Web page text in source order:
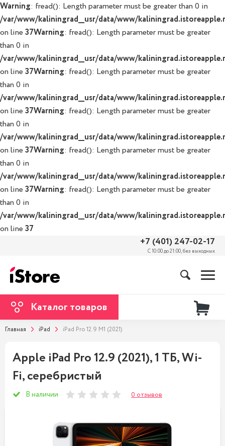
Warning: fread(): Length parameter must be greater than 0 in
/var/www/kaliningrad__usr/data/www/
on line 37Warning: fread(): Length parameter must be greater
than 0 in
/var/www/kaliningrad__usr/data/www/
on line 37Warning: fread(): Length parameter must be greater
than 0 in
/var/www/kaliningrad__usr/data/www/
on line 37Warning: fread(): Length parameter must be greater
than 0 in
/var/www/kaliningrad__usr/data/www/
on line 37Warning: fread(): Length parameter must be greater
than 0 in
/var/www/kaliningrad__usr/data/www/
on line 37Warning: fread(): Length parameter must be greater
than 0 in
/var/www/kaliningrad__usr/data/www/
on line 37
+7 (401) 247-02-17
С 10:00 до 21:00, без выходных
Каталог товаров
Главная iPad iPad Pro 12.9 M1 (2021)
Apple iPad Pro 12.9 (2021), 1 ТБ, Wi-
Fi, серебристый
В наличии 0 отзывов